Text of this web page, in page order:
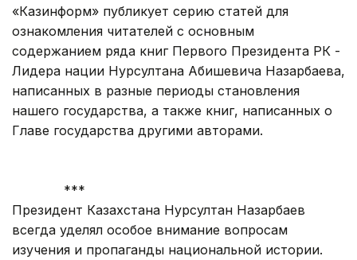
«Казинформ» публикует серию статей для
ознакомления читателей с основным
содержанием ряда книг Первого Президента РК -
Лидера нации Нурсултана Абишевича Назарбаева,
написанных в разные периоды становления
нашего государства, а также книг, написанных о
Главе государства другими авторами.
***
Президент Казахстана Нурсултан Назарбаев
всегда уделял особое внимание вопросам
изучения и пропаганды национальной истории.